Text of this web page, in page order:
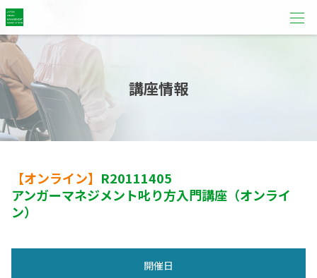
講座情報
【オンライン】 R20111405
アンガーマネジメント叱り方入門講座（オンライ
ン）
開催日